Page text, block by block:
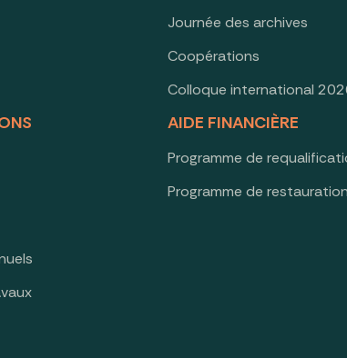
Journée des archives
Coopérations
Colloque international
AIDE FINANCIÈRE
Programme de
Programme de restauration